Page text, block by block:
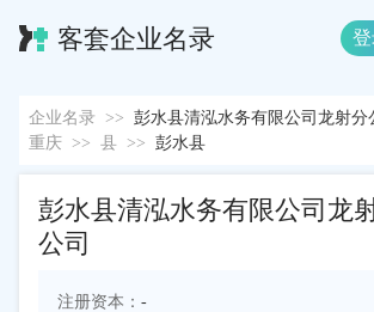
客套企业名录
企业名录 >> 彭水县清泓水务有限公司龙射分
重庆 >> 县 >> 彭水县
彭水县清泓水务有限公司龙
公司
注册资本： -